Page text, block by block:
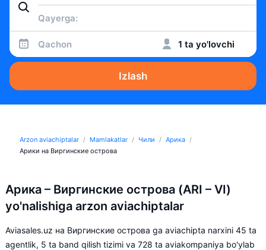
Qachon 1 ta yo'lovchi
Izlash
Arzon aviachiptalar Mamlakatlar Чили
Арика
Арики на Виргинские острова
Арика – Виргинские острова (ARI – VI)
yo'nalishiga arzon aviachiptalar
Aviasales.uz на Виргинские острова ga aviachipta narxini 45 ta
agentlik, 5 ta band qilish tizimi va 728 ta aviakompaniya bo'ylab